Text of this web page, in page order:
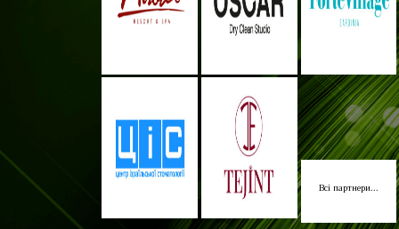
Всі партнери...